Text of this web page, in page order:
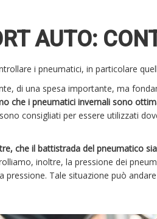
AUTO:
i pneumatici, in particolare
di una spesa importante, ma
che i pneumatici invernali sono
consigliati per essere utilizzati
che il battistrada del pneumatico
inoltre, la pressione dei
pressione. Tale situazione può